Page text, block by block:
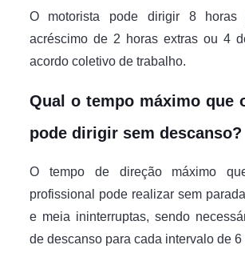
O motorista pode dirigir 8 horas
acréscimo de 2 horas extras ou 4
acordo coletivo de trabalho.
Qual o tempo máximo que
pode dirigir sem descanso?
O tempo de direção máximo
profissional pode realizar sem
e meia ininterruptas, sendo
de descanso para cada intervalo de 6